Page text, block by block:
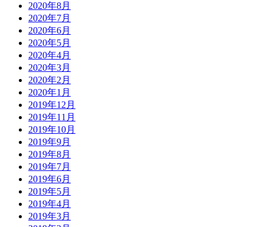
2020年8月
2020年7月
2020年6月
2020年5月
2020年4月
2020年3月
2020年2月
2020年1月
2019年12月
2019年11月
2019年10月
2019年9月
2019年8月
2019年7月
2019年6月
2019年5月
2019年4月
2019年3月